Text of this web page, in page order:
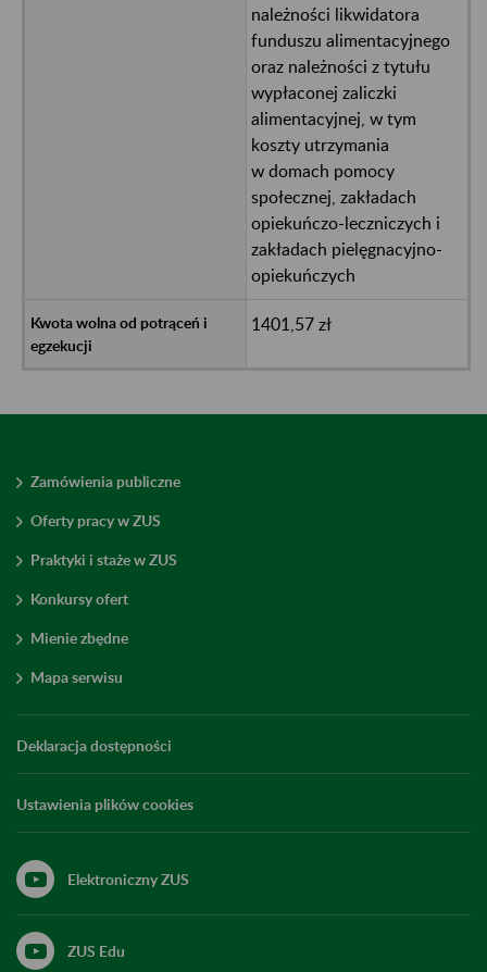
należności likwidatora
funduszu alimentacyjnego
oraz należności z tytułu
wypłaconej zaliczki
alimentacyjnej, w tym
koszty utrzymania
w domach pomocy
społecznej, zakładach
opiekuńczo-leczniczych i
zakładach pielęgnacyjno-
opiekuńczych
1401,57 zł
Zamówienia publiczne
Oferty pracy w ZUS
Praktyki i staże w ZUS
Konkursy ofert
Mienie zbędne
Mapa serwisu
Deklaracja dostępności
Ustawienia plików cookies
Elektroniczny ZUS
ZUS Edu